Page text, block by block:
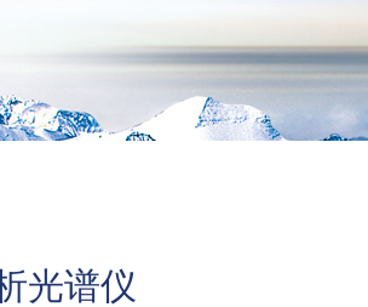
光谱仪